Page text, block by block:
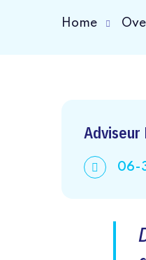
Home
06-